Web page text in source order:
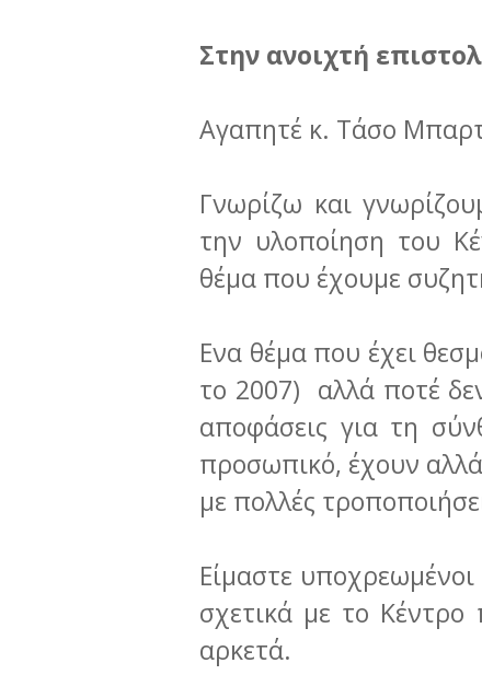
Στην ανοιχτή
Αγαπητέ κ. Τάσο
Γνωρίζω και
την υλοποίηση του
θέμα που έχουμε
Ενα θέμα που έχει
το 2007) αλλά ποτέ
αποφάσεις για τη
προσωπικό, έχουν
με πολλές
Είμαστε
σχετικά με το Κέντρο
αρκετά.